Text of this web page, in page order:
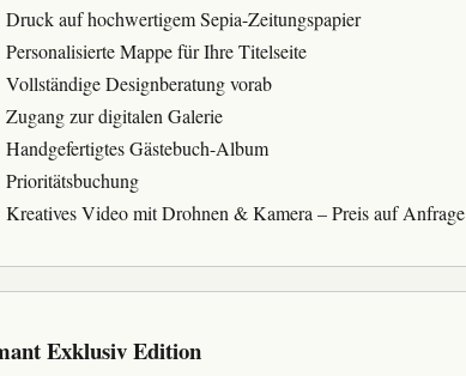
Druck auf hochwertigem Sepia-Zeitungspapier
Personalisierte Mappe für Ihre Titelseite
Vollständige Designberatung vorab
Zugang zur digitalen Galerie
Handgefertigtes Gästebuch-Album
Prioritätsbuchung
Kreatives Video mit Drohnen & Kamera – Preis auf Anfrage
Exklusiv Edition